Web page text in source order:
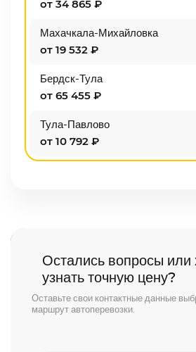
от 34 865 ₽
Махачкала-Михайловка
от 19 532 ₽
Бердск-Тула
от 65 455 ₽
Тула-Павлово
от 10 792 ₽
Остались вопросы или
узнать точную цену?
Оставьте свои контактные данные
маршрут автоперевозки.